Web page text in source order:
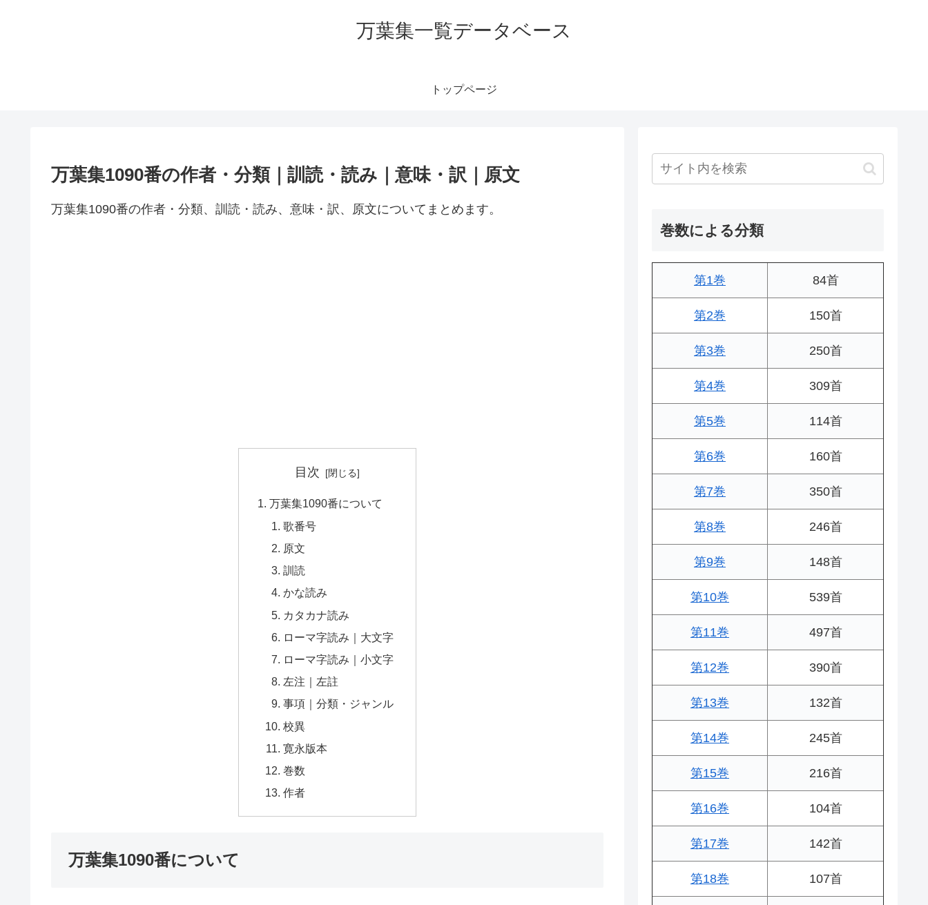
万葉集一覧データベース
トップページ
万葉集1090番の作者・分類｜訓読・読み｜意味・訳｜原文
万葉集1090番の作者・分類、訓読・読み、意味・訳、原文についてまとめます。
目次
万葉集1090番について
歌番号
原文
訓読
かな読み
カタカナ読み
ローマ字読み｜大文字
ローマ字読み｜小文字
左注｜左註
事項｜分類・ジャンル
校異
寛永版本
巻数
作者
万葉集1090番について
巻数による分類
第1巻 84首
第2巻 150首
第3巻 250首
第4巻 309首
第5巻 114首
第6巻 160首
第7巻 350首
第8巻 246首
第9巻 148首
第10巻 539首
第11巻 497首
第12巻 390首
第13巻 132首
第14巻 245首
第15巻 216首
第16巻 104首
第17巻 142首
第18巻 107首